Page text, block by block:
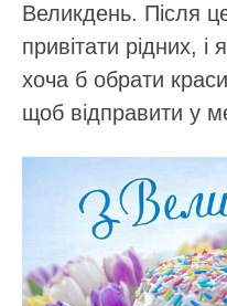
Великдень. Після
привітати рідних,
хоча б обрати
щоб відправити у